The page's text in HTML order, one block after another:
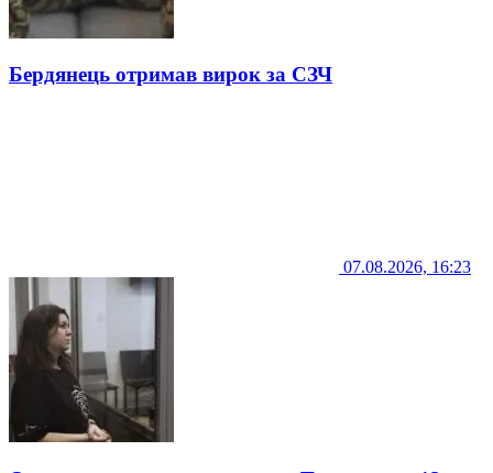
Бердянець отримав вирок за СЗЧ
07.08.2026, 16:23